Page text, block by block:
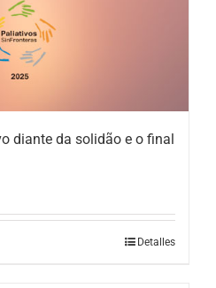
diante da solidão e o final
Detalles